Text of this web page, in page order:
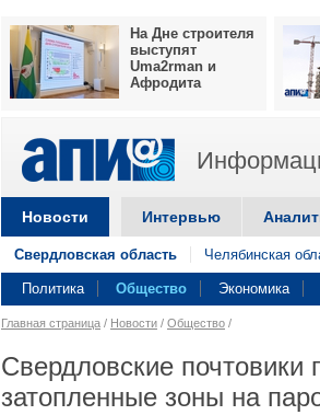
На Дне строителя
выступят
Uma2rman и
Афродита
Новости Интервью
Свердловская область Челябинская
Политика Общество Экономика
Главная страница / Новости / Общество /
Свердловские почтовики
затопленные зоны на